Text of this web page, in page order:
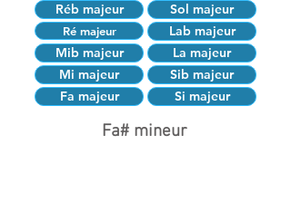
Réb majeur
Sol majeur
Ré majeur
Lab majeur
Mib majeur
La majeur
Mi majeur
Sib majeur
Fa majeur
Si majeur
Fa# mineur